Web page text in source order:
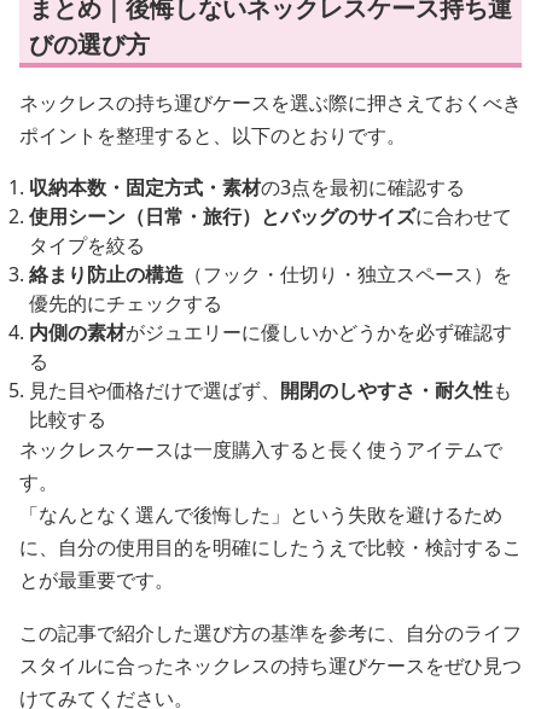
まとめ｜後悔しないネックレスケース持ち運
びの選び方
ネックレスの持ち運びケースを選ぶ際に押さえておくべき
ポイントを整理すると、以下のとおりです。
収納本数・固定方式・素材の3点を最初に確認する
使用シーン（日常・旅行）とバッグのサイズに合わせて
タイプを絞る
絡まり防止の構造 （フック・仕切り・独立スペース）を
優先的にチェックする
内側の素材がジュエリーに優しいかどうかを必ず確認す
る
見た目や価格だけで選ばず、 開閉のしやすさ・耐久性も
比較する
ネックレスケースは一度購入すると長く使うアイテムで
す。
「なんとなく選んで後悔した」という失敗を避けるため
に、自分の使用目的を明確にしたうえで比較・検討するこ
とが最重要です。
この記事で紹介した選び方の基準を参考に、自分のライフ
スタイルに合ったネックレスの持ち運びケースをぜひ見つ
けてみてください。